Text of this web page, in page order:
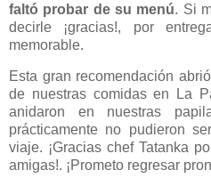
faltó probar de su menú. Si
decirle ¡gracias!, por
memorable.
Esta gran recomendación
de nuestras comidas en La
anidaron en nuestras
prácticamente no pudieron
viaje. ¡Gracias chef Tatanka
amigas!. ¡Prometo regresar